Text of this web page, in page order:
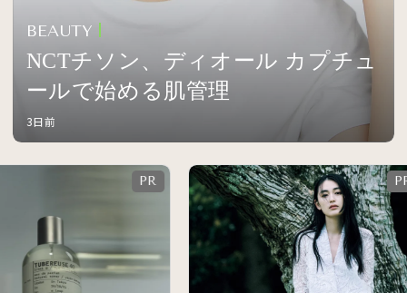
BEAUTY
NCTチソン、ディオール カプチュ
ールで始める肌管理
3日前